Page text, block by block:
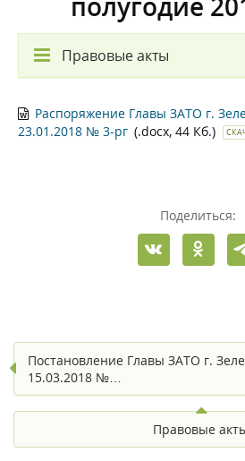
Правовые акты
Распоряжение Главы ЗАТО г.
23.01.2018 № 3-рг (.docx, 44 Кб.)
Поделиться:
Постановление Главы ЗАТО г.
15.03.2018 №…
Правовые